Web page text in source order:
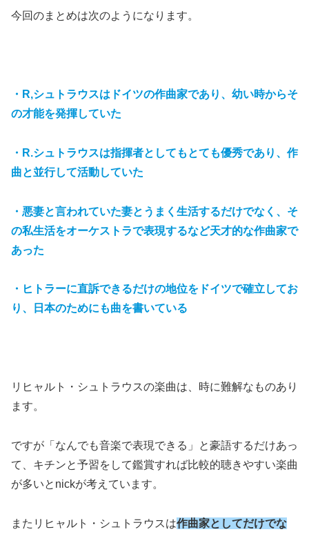
今回のまとめは次のようになります。
・R,シュトラウスはドイツの作曲家であり、幼い時からそ
の才能を発揮していた
・R.シュトラウスは指揮者としてもとても優秀であり、作
曲と並行して活動していた
・悪妻と言われていた妻とうまく生活するだけでなく、そ
の私生活をオーケストラで表現するなど天才的な作曲家で
あった
・ヒトラーに直訴できるだけの地位をドイツで確立してお
り、日本のためにも曲を書いている
リヒャルト・シュトラウスの楽曲は、時に難解なものあり
ます。
ですが「なんでも音楽で表現できる」と豪語するだけあっ
て、キチンと予習をして鑑賞すれば比較的聴きやすい楽曲
が多いとnickが考えています。
またリヒャルト・シュトラウスは作曲家としてだけでな